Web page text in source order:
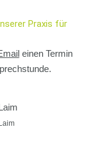
Praxis für
einen Termin